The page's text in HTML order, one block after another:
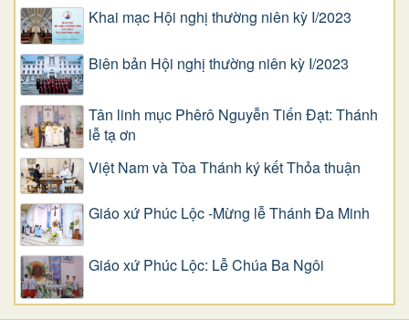
Khai mạc Hội nghị thường niên kỳ I/2023
Biên bản Hội nghị thường niên kỳ I/2023
Tân linh mục Phêrô Nguyễn Tiến Đạt: Thánh
lễ tạ ơn
Việt Nam và Tòa Thánh ký kết Thỏa thuận
Giáo xứ Phúc Lộc -Mừng lễ Thánh Đa Minh
Giáo xứ Phúc Lộc: Lễ Chúa Ba Ngôi